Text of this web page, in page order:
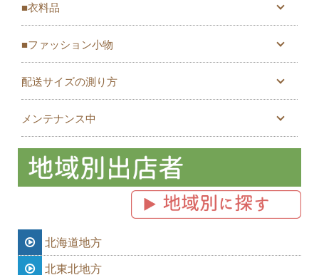
■衣料品
■ファッション小物
配送サイズの測り方
メンテナンス中
北海道地方
北東北地方